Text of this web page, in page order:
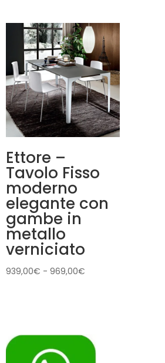
da
699,00€
a
829,00€
Ettore –
Tavolo Fisso
moderno
elegante con
gambe in
metallo
verniciato
939,00€ - 969,00€
a
969,00€